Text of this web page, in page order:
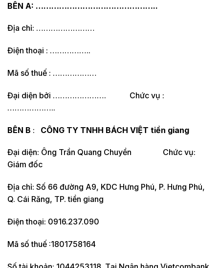
BÊN A: ………………………………………..
Địa chỉ: ……………………
Điện thoại : ……………..
Mã số thuế : ………………
Đại diện bởi …………………. Chức vụ :
………………..
BÊN B : CÔNG TY TNHH BÁCH VIỆT tiền giang
Đại diện: Ông Trần Quang Chuyền Chức vụ:
Giám đốc
Địa chỉ: Số 66 đường A9, KDC Hưng Phú, P. Hưng Phú,
Q. Cái Răng, TP. tiền giang
Điện thoại: 0916.237.090
Mã số thuế :1801758164